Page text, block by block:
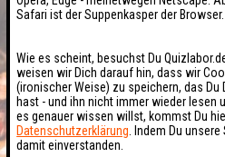
Safari ist der Suppenkasper der Browser.
Wie es scheint, besuchst Du
weisen wir Dich darauf hin, dass wir
(ironischer Weise) zu speichern, das Du
hast - und ihn nicht immer wieder lesen
es genauer wissen willst, kommst Du
Datenschutzerklärung . Indem Du
damit einverstanden.